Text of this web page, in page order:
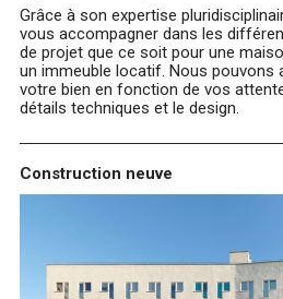
Grâce à son expertise
vous accompagner dans les
de projet que ce soit pour une
un immeuble locatif. Nous pouvons
votre bien en fonction de vos
détails techniques et le design.
Construction neuve